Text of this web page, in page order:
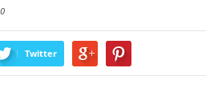
0
Twitter